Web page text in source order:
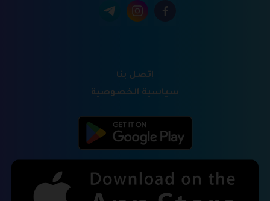
إتصل بنا
سياسية الخصوصية